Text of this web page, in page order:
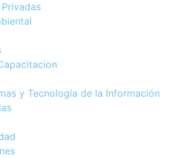
y Tecnología de la Información